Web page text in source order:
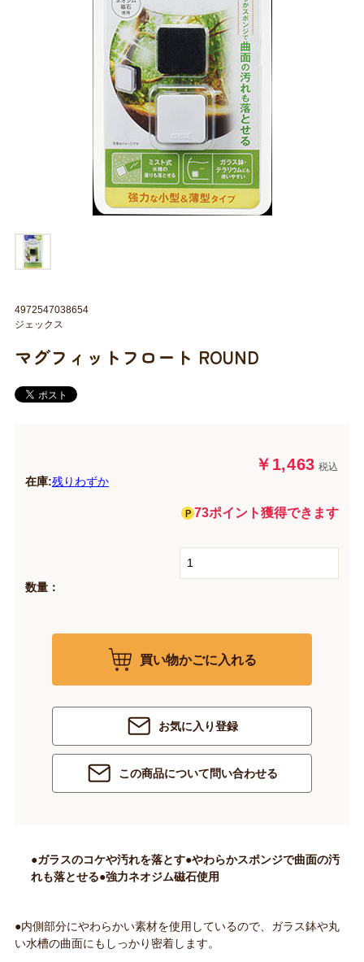
マグフィットフロート ROUND
￥1,463 税込
在庫:残りわずか
73ポイント獲得できます
数量：
買い物かごに入れる
お気に入り登録
この商品について問い合わせる
4972547038654
ジェックス
●ガラスのコケや汚れを落とす●やわらかスポンジで曲面の汚
れも落とせる●強力ネオジム磁石使用
●内側部分にやわらかい素材を使用しているので、ガラス鉢や丸
い水槽の曲面にもしっかり密着します。